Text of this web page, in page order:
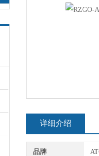
详细介绍
品牌